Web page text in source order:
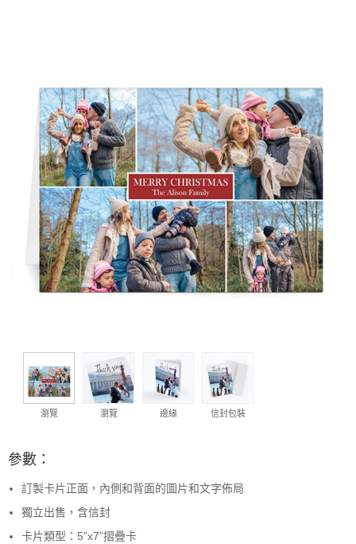
瀏覽 瀏覽 邊緣 信封包裝
參數：
訂製卡片正面，內側和背面的圖片和文字佈局
獨立出售，含信封
卡片類型：5”x7”摺疊卡